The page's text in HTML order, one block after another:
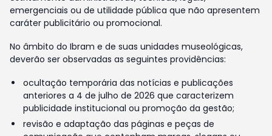
emergenciais ou de utilidade pública que não apresentem
caráter publicitário ou promocional.
No âmbito do Ibram e de suas unidades museológicas,
deverão ser observadas as seguintes providências:
ocultação temporária das notícias e publicações
anteriores a 4 de julho de 2026 que caracterizem
publicidade institucional ou promoção da gestão;
revisão e adaptação das páginas e peças de